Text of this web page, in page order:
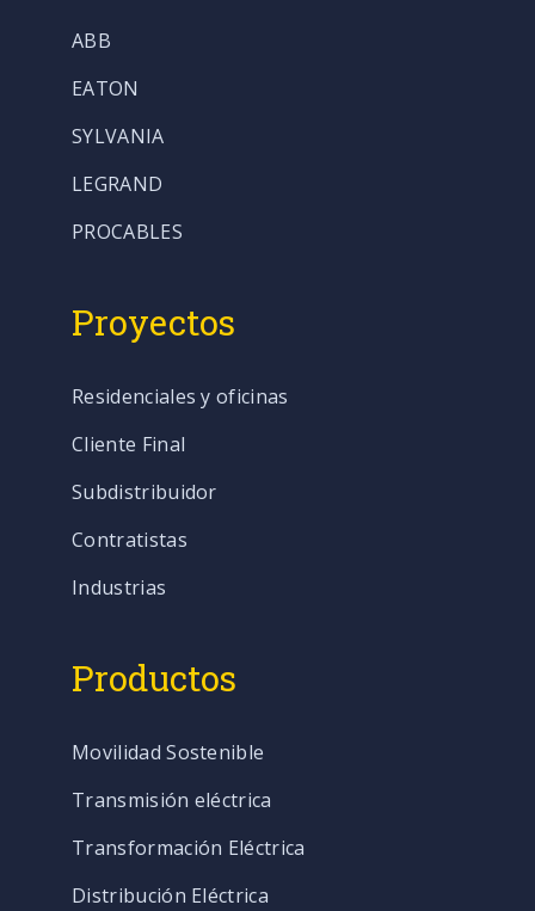
ABB
EATON
SYLVANIA
LEGRAND
PROCABLES
Proyectos
Residenciales y oficinas
Cliente Final
Subdistribuidor
Contratistas
Industrias
Productos
Movilidad Sostenible
Transmisión eléctrica
Transformación Eléctrica
Distribución Eléctrica